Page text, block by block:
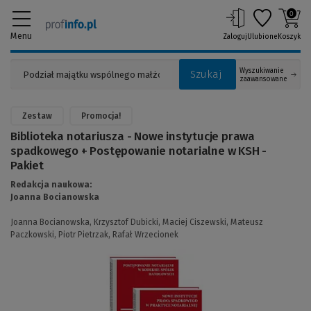
Menu
Szukaj
Wyszukiwanie
zaawansowane
ZalogujUlubione
0
Koszyk
Zestaw Promocja!
Biblioteka notariusza - Nowe instytucje prawa
spadkowego + Postępowanie notarialne w KSH -
Pakiet
Redakcja naukowa:
Joanna Bocianowska
Joanna Bocianowska, Krzysztof Dubicki, Maciej Ciszewski, Mateusz
Paczkowski, Piotr Pietrzak, Rafał Wrzecionek